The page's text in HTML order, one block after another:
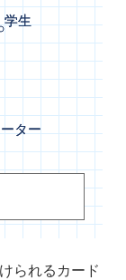
られるカード